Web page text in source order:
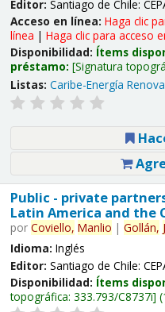
Editor: Santiago de Chile:
Acceso en línea: Haga clic
línea | Haga clic para acceso
Disponibilidad: Ítems
préstamo: Signatura
Listas: Caribe-Energía
Public - private
Latin America and the
por Coviello, Manlio | Gollán,
Idioma: Inglés
Editor: Santiago de Chile:
Disponibilidad: Ítems
topográfica: 333.793/C8737i